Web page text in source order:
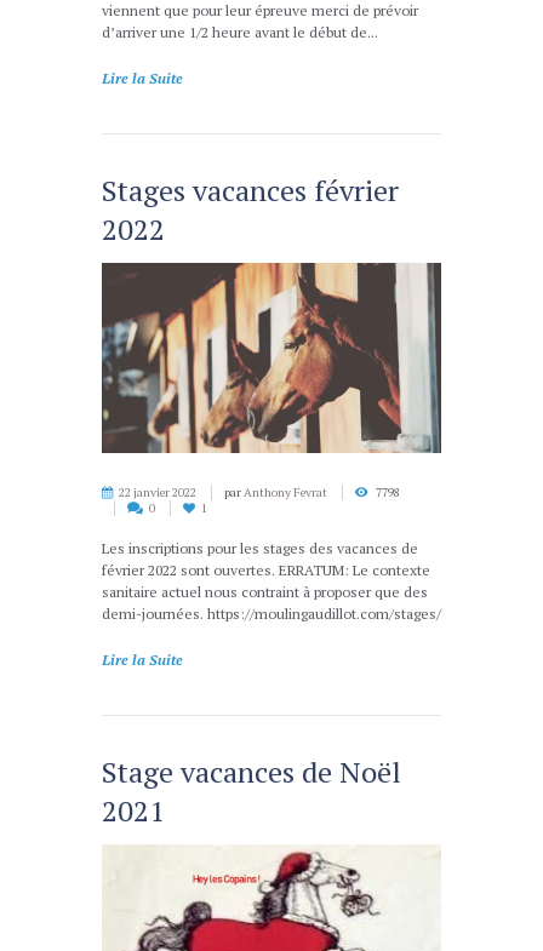
viennent que pour leur épreuve merci de prévoir
d’arriver une 1/2 heure avant le début de...
Lire la Suite
Stages vacances février
2022
22 janvier 2022 parAnthony Fevrat
7798
0
1
Les inscriptions pour les stages des vacances de
février 2022 sont ouvertes. ERRATUM: Le contexte
sanitaire actuel nous contraint à proposer que des
demi-journées. https://moulingaudillot.com/stages/
Lire la Suite
Stage vacances de Noël
2021